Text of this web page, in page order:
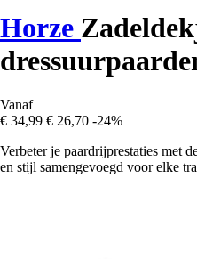
Horze
Vanaf
€ 34,99 € 26,70 -24%
Verbeter je paardrijprestaties met
en stijl samengevoegd voor elke